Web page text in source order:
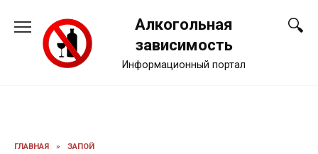
содержанию
Алкогольная
зависимость
Информационный портал
ГЛАВНАЯ » ЗАПОЙ